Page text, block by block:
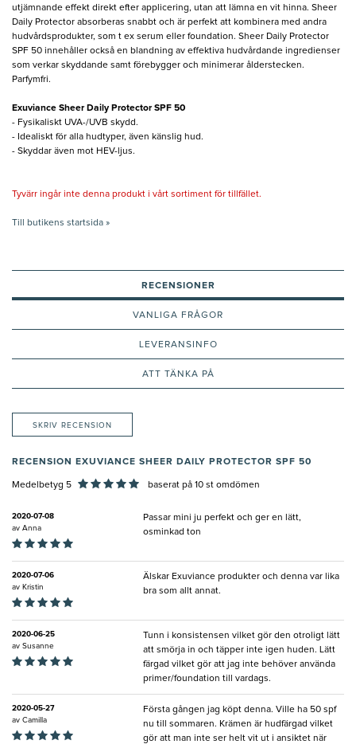
utjämnande effekt direkt efter applicering, utan att lämna en vit hinna. Sheer
Daily Protector absorberas snabbt och är perfekt att kombinera med andra
hudvårdsprodukter, som t ex serum eller foundation. Sheer Daily Protector
SPF 50 innehåller också en blandning av effektiva hudvårdande ingredienser
som verkar skyddande samt förebygger och minimerar ålderstecken.
Parfymfri.
Exuviance Sheer Daily Protector SPF 50
- Fysikaliskt UVA-/UVB skydd.
- Idealiskt för alla hudtyper, även känslig hud.
- Skyddar även mot HEV-ljus.
Tyvärr ingår inte denna produkt i vårt sortiment för tillfället.
Till butikens startsida »
RECENSIONER
VANLIGA FRÅGOR
LEVERANSINFO
ATT TÄNKA PÅ
SKRIV RECENSION
RECENSION EXUVIANCE SHEER DAILY PROTECTOR SPF 50
Medelbetyg 5 baserat på 10 st omdömen
2020-07-08
av Anna
Passar mini ju perfekt och ger en lätt,
osminkad ton
2020-07-06
av Kristin
Älskar Exuviance produkter och denna var lika
bra som allt annat.
2020-06-25
av Susanne
Tunn i konsistensen vilket gör den otroligt lätt
att smörja in och täpper inte igen huden. Lätt
färgad vilket gör att jag inte behöver använda
primer/foundation till vardags.
2020-05-27
av Camilla
Första gången jag köpt denna. Ville ha 50 spf
nu till sommaren. Krämen är hudfärgad vilket
gör att man inte ser helt vit ut i ansiktet när